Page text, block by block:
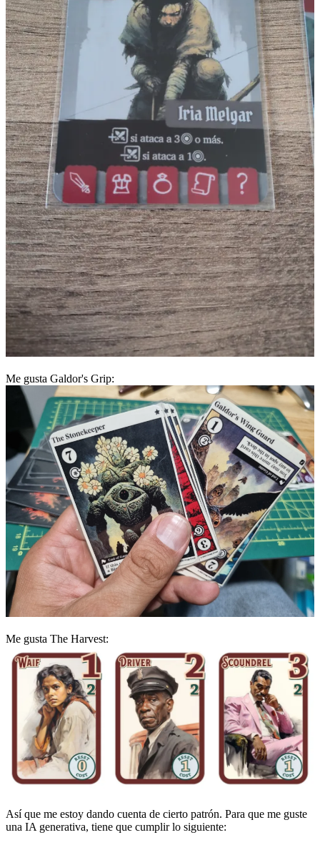
Me gusta Galdor's Grip:
Me gusta The Harvest:
Así que me estoy dando cuenta de cierto patrón. Para que me guste
una IA generativa, tiene que cumplir lo siguiente: